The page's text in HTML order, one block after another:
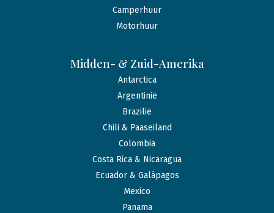
Camperhuur
Motorhuur
Midden- & Zuid-Amerika
Antarctica
Argentinië
Brazilië
Chili & Paaseiland
Colombia
Costa Rica & Nicaragua
Ecuador & Galápagos
Mexico
Panama